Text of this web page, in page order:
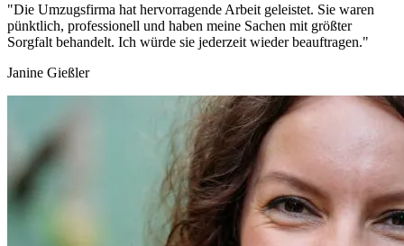
"Die Umzugsfirma hat hervorragende Arbeit geleistet. Sie waren
pünktlich, professionell und haben meine Sachen mit größter
Sorgfalt behandelt. Ich würde sie jederzeit wieder beauftragen."
Janine Gießler